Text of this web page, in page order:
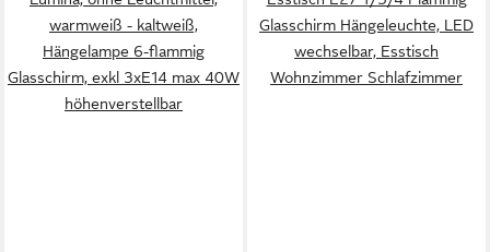
warmweiß - kaltweiß,
Hängelampe 6-flammig
Glasschirm, exkl 3xE14 max 40W
höhenverstellbar
Glasschirm Hängeleuchte, LED
wechselbar, Esstisch
Wohnzimmer Schlafzimmer